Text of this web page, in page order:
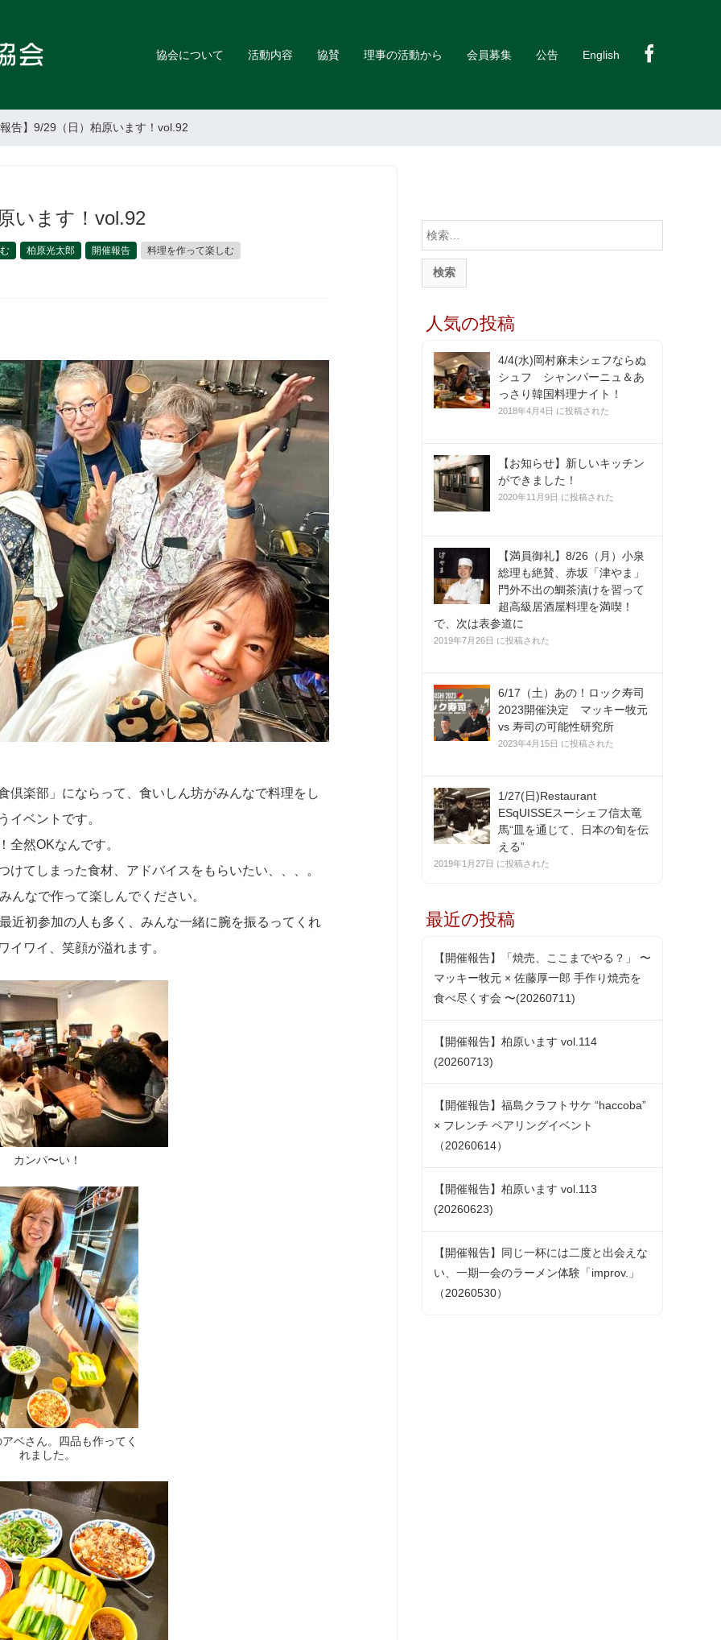
協会について 活動内容 協賛 理事の活動から 会員募集 公告 English
告】9/29（日）柏原います！vol.92
います！vol.92
柏原光太郎 開催報告 料理を作って楽しむ
倶楽部」にならって、食いしん坊がみんなで料理をし
イベントです。
全然OKなんです。
てしまった食材、アドバイスをもらいたい、、、。
みんなで作って楽しんでください。
近初参加の人も多く、みんな一緒に腕を振るってくれ
イワイ、笑顔が溢れます。
カンパ〜い！
ベさん。四品も作ってく
れました。
検
索
:
人気の投稿
4/4(水)岡村麻未シェフならぬ
シュフ シャンパーニュ＆あ
っさり韓国料理ナイト！
2018年4月4日 に投稿された
【お知らせ】新しいキッチン
ができました！
2020年11月9日 に投稿された
【満員御礼】8/26（月）小泉
総理も絶賛、赤坂「津やま」
門外不出の鯛茶漬けを習って
超高級居酒屋料理を満喫！
で、次は表参道に
2019年7月26日 に投稿された
6/17（土）あの！ロック寿司
2023開催決定 マッキー牧元
vs 寿司の可能性研究所
2023年4月15日 に投稿された
1/27(日)Restaurant
ESqUISSEスーシェフ信太竜
馬“皿を通じて、日本の旬を伝
える”
2019年1月27日 に投稿された
最近の投稿
【開催報告】「焼売、ここまでやる？」 〜
マッキー牧元 × 佐藤厚一郎 手作り焼売を
食べ尽くす会 〜(20260711)
【開催報告】柏原います vol.114
(20260713)
【開催報告】福島クラフトサケ “haccoba”
× フレンチ ペアリングイベント
（20260614）
【開催報告】柏原います vol.113
(20260623)
【開催報告】同じ一杯には二度と出会えな
い、一期一会のラーメン体験「improv.」
（20260530）